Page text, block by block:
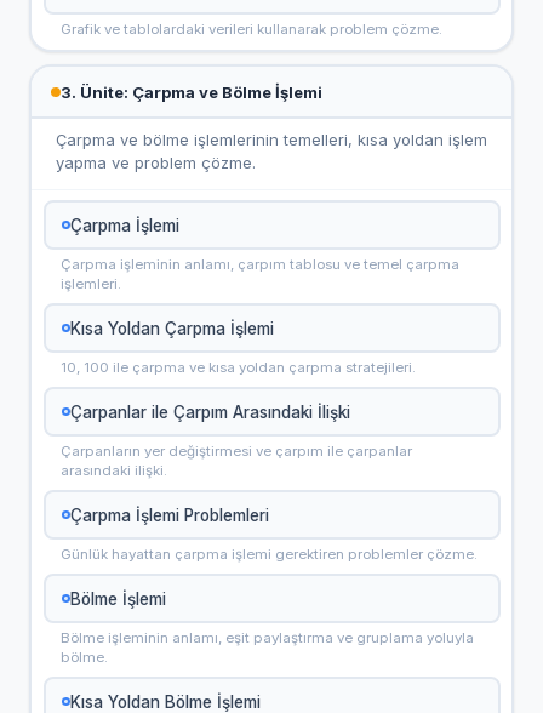
Grafik ve tablolardaki verileri kullanarak problem çözme.
3. Ünite: Çarpma ve Bölme İşlemi
Çarpma ve bölme işlemlerinin temelleri, kısa yoldan işlem
yapma ve problem çözme.
Çarpma İşlemi
Çarpma işleminin anlamı, çarpım tablosu ve temel çarpma
işlemleri.
Kısa Yoldan Çarpma İşlemi
10, 100 ile çarpma ve kısa yoldan çarpma stratejileri.
Çarpanlar ile Çarpım Arasındaki İlişki
Çarpanların yer değiştirmesi ve çarpım ile çarpanlar
arasındaki ilişki.
Çarpma İşlemi Problemleri
Günlük hayattan çarpma işlemi gerektiren problemler çözme.
Bölme İşlemi
Bölme işleminin anlamı, eşit paylaştırma ve gruplama yoluyla
bölme.
Kısa Yoldan Bölme İşlemi